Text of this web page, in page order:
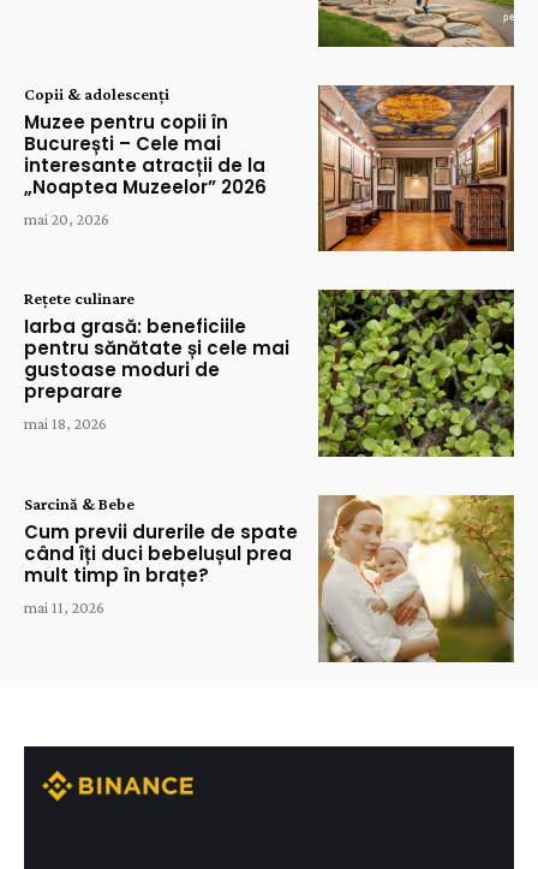
Copii & adolescenți
Muzee pentru copii în
București – Cele mai
interesante atracții de la
„Noaptea Muzeelor” 2026
mai 20, 2026
Rețete culinare
Iarba grasă: beneficiile
pentru sănătate și cele mai
gustoase moduri de
preparare
mai 18, 2026
Sarcină & Bebe
Cum previi durerile de spate
când îți duci bebelușul prea
mult timp în brațe?
mai 11, 2026